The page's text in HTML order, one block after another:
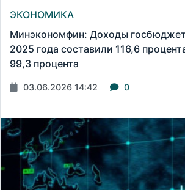
ЭКОНОМИКА
Минэкономфин: Доходы
2025 года составили 116,6
99,3 процента
03.06.2026 14:42 0